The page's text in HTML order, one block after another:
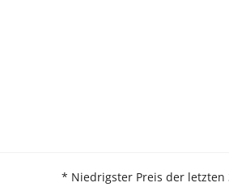
* Niedrigster Preis der letzten